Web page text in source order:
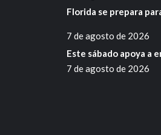
Florida se prepara
7 de agosto de 2026
Este sábado apoya a
7 de agosto de 2026